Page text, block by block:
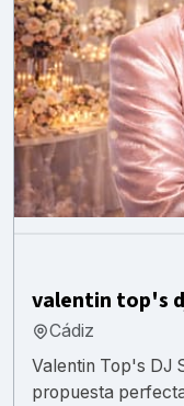
valentin top's
Cádiz
Valentin Top's DJ
propuesta